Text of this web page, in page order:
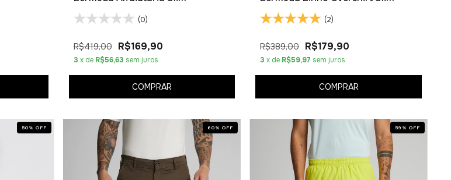
(0)
R$419,00 R$169,90
3 x de R$56,63 sem juros
COMPRAR
(2)
R$389,00 R$179,90
3 x de R$59,97 sem juros
COMPRAR
50 % OFF 60 %OFF 59 % OFF